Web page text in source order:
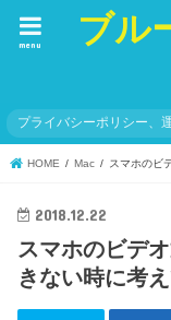
ブル
menu
プライバシーポリシー、
HOME Mac スマホのビ
2018.12.22
スマホのビデ
きない時に考